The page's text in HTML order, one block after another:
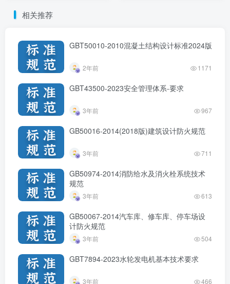
相关推荐
GBT50010-2010混凝土结构设计标准2024版
2年前 1171
GBT43500-2023安全管理体系-要求
3年前 967
GB50016-2014(2018版)建筑设计防火规范
3年前 711
GB50974-2014消防给水及消火栓系统技术
规范
3年前 613
GB50067-2014汽车库、修车库、停车场设
计防火规范
3年前 504
GBT7894-2023水轮发电机基本技术要求
3年前 466